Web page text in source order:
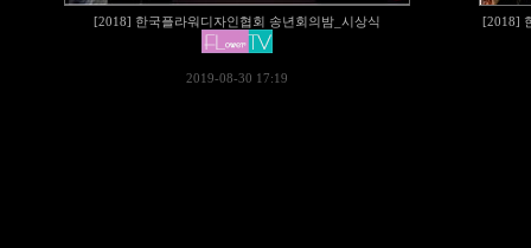
[2018] 한국플라워디자인협회 송년회의밤_시상식
2019-08-30 17:19
[2018]